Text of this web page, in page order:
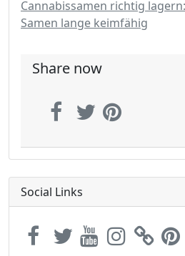
Cannabissamen richtig
Samen lange keimfähig
Share now
Social Links